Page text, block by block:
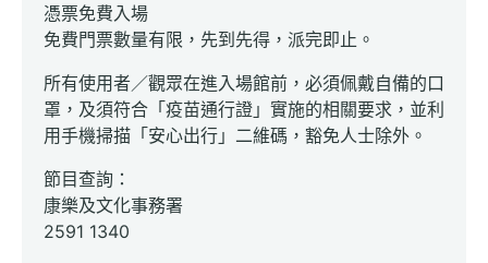
憑票免費入場
免費門票數量有限，先到先得，派完即止。
所有使用者／觀眾在進入場館前，必須佩戴自備的口
罩，及須符合「疫苗通行證」實施的相關要求，並利
用手機掃描「安心出行」二維碼，豁免人士除外。
節目查詢：
康樂及文化事務署
2591 1340